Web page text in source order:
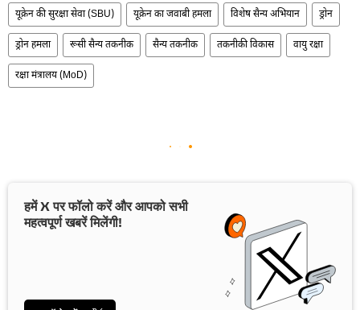
यूक्रेन की सुरक्षा सेवा (SBU) यूक्रेन का जवाबी हमला विशेष सैन्य अभियान ड्रोन
ड्रोन हमला रूसी सैन्य तकनीक सैन्य तकनीक तकनीकी विकास वायु रक्षा
रक्षा मंत्रालय (MoD)
हमें X पर फॉलो करें और आपको सभी
महत्वपूर्ण खबरें मिलेंगी!